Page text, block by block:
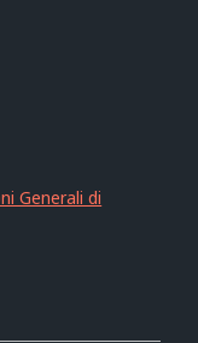
Generali di